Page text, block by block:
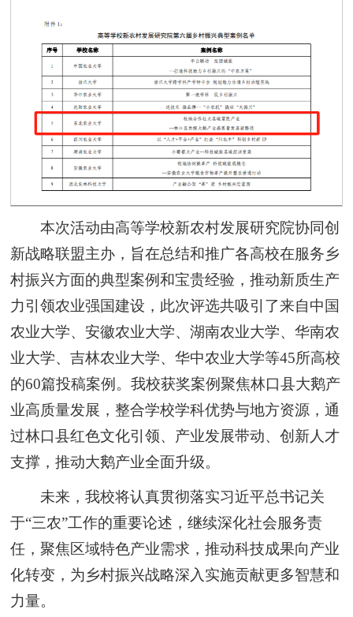
本次活动由高等学校新农村发展研究院协同创
新战略联盟主办，旨在总结和推广各高校在服务乡
村振兴方面的典型案例和宝贵经验，推动新质生产
力引领农业强国建设， 此次评选共吸引了来自中国
农业大学、安徽农业大学、湖南农业大学、华南农
业大学、吉林农业大学、华中农业大学等45所高校
的60篇投稿案例 。我校获奖案例聚焦林口县大鹅产
业高质量发展，整合学校学科优势与地方资源，通
过林口县红色文化引领、产业发展带动、创新人才
支撑，推动大鹅产业全面升级。
未来，我校将认真贯彻落实习近平总书记关
于“三农”工作的重要论述，继续深化社会服务责
任，聚焦区域特色产业需求，推动科技成果向产业
化转变，为乡村振兴战略深入实施贡献更多智慧和
力量。